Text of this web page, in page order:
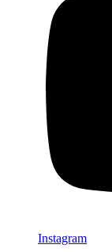
Instagram